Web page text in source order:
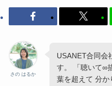
さの はるか
USANET合同会
す。 「聴いて∞
葉を超えて 分か